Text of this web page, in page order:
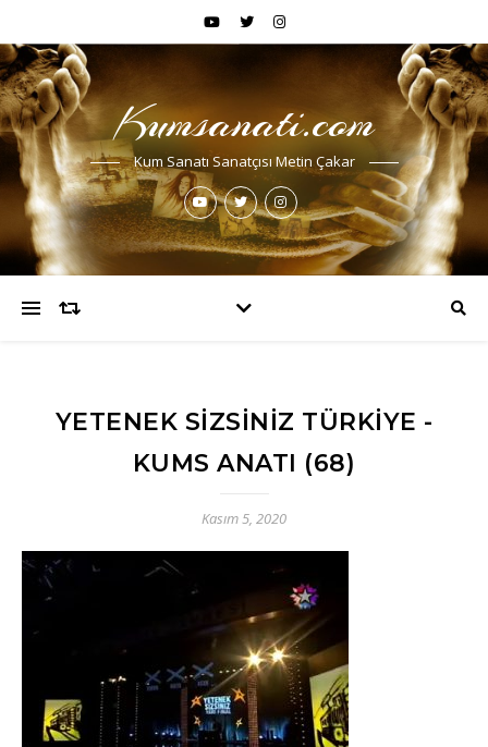
Kumsanati.com
Kum Sanatı Sanatçısı Metin Çakar
YETENEK SIZSINIZ TÜRKIYE -
KUMS ANATI (68)
Kasım 5, 2020